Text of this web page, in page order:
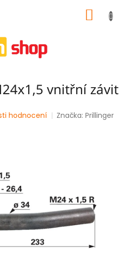
vnitřní závit
hodnocení Značka:Prillinger